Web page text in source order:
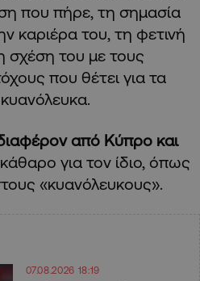
που πήρε, τη σημασία
καριέρα του, τη φετινή
σχέση του με τους
που θέτει για τα
από Κύπρο και
για τον ίδιο, όπως
«κυανόλευκους».
07.08.2026 18:19